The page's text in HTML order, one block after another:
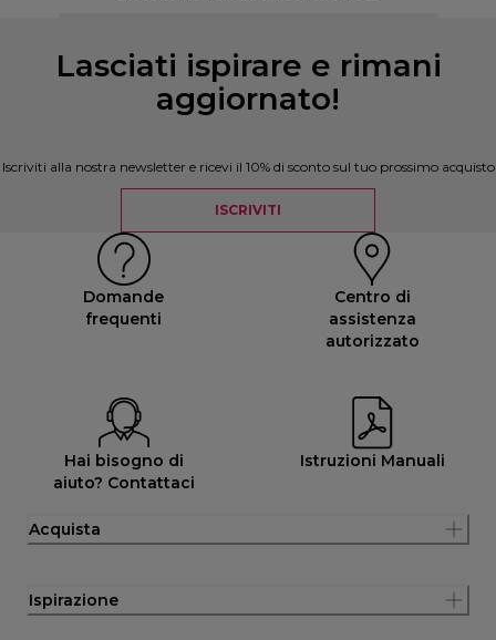
Lasciati ispirare e rimani
aggiornato!
Iscriviti alla nostra newsletter e ricevi il 10% di sconto sul tuo prossimo acquisto
ISCRIVITI
Domande
frequenti
Centro di
assistenza
autorizzato
Hai bisogno di
aiuto? Contattaci
Istruzioni Manuali
Acquista
Ispirazione